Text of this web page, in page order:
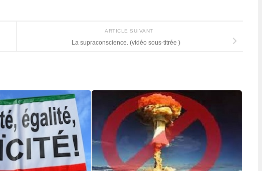
ARTICLE SUIVANT
La supraconscience. (vidéo sous-titrée )